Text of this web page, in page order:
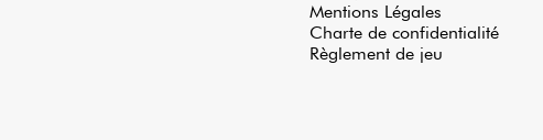
Mentions Légales
Charte de confidentialité
Règlement de jeu